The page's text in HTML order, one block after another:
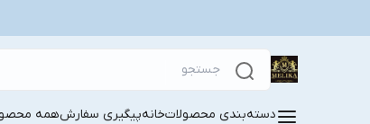
دسته‌بندی محصولاتخانهپیگیری سفارشهمه